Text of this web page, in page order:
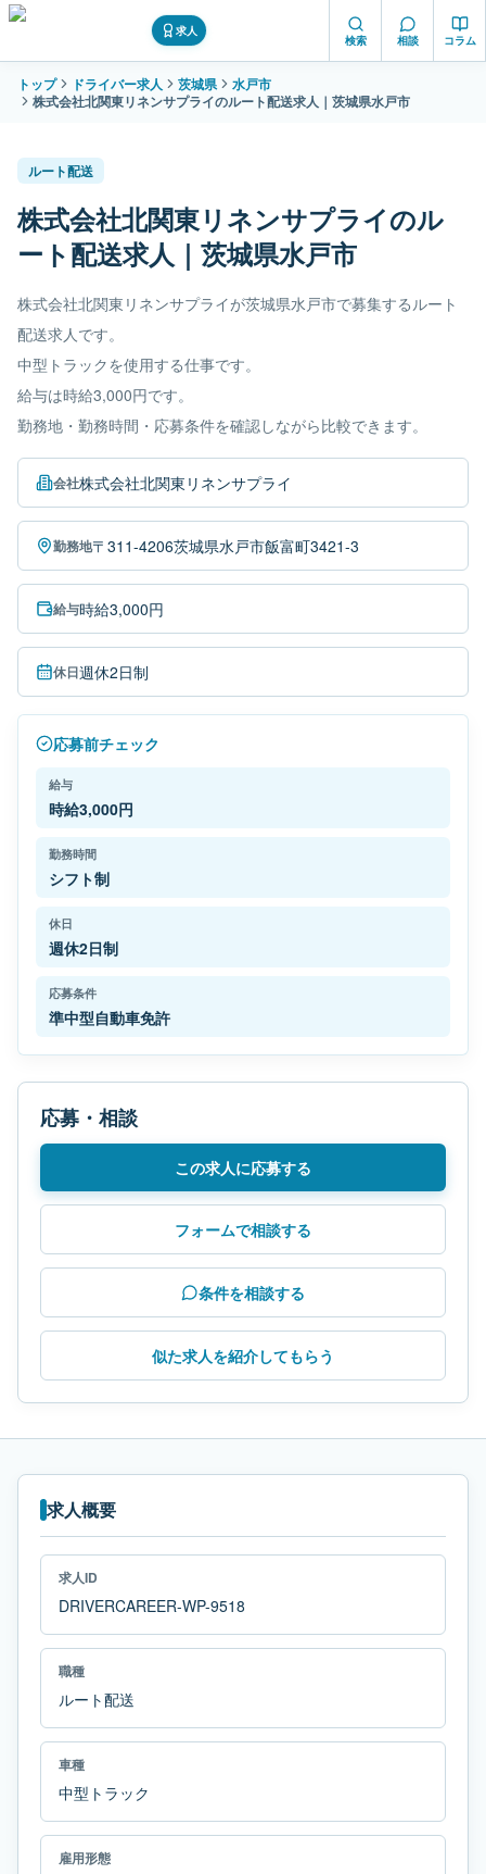
求人
検索 相談 コラム
トップ ドライバー求人 茨城県
水戸市
株式会社北関東リネンサプライのルート配送求人｜茨城県水戸市
ルート配送
株式会社北関東リネンサプライのル
ート配送求人｜茨城県水戸市
株式会社北関東リネンサプライが茨城県水戸市で募集するルート
配送求人です。
中型トラックを使用する仕事です。
給与は時給3,000円です。
勤務地・勤務時間・応募条件を確認しながら比較できます。
会社株式会社北関東リネンサプライ
勤務地〒311-4206茨城県水戸市飯富町3421-3
給与時給3,000円
休日週休2日制
応募前チェック
給与
時給3,000円
勤務時間
シフト制
休日
週休2日制
応募条件
準中型自動車免許
応募・相談
この求人に応募する
フォームで相談する
条件を相談する
似た求人を紹介してもらう
求人概要
求人ID
DRIVERCAREER-WP-9518
職種
ルート配送
車種
中型トラック
雇用形態